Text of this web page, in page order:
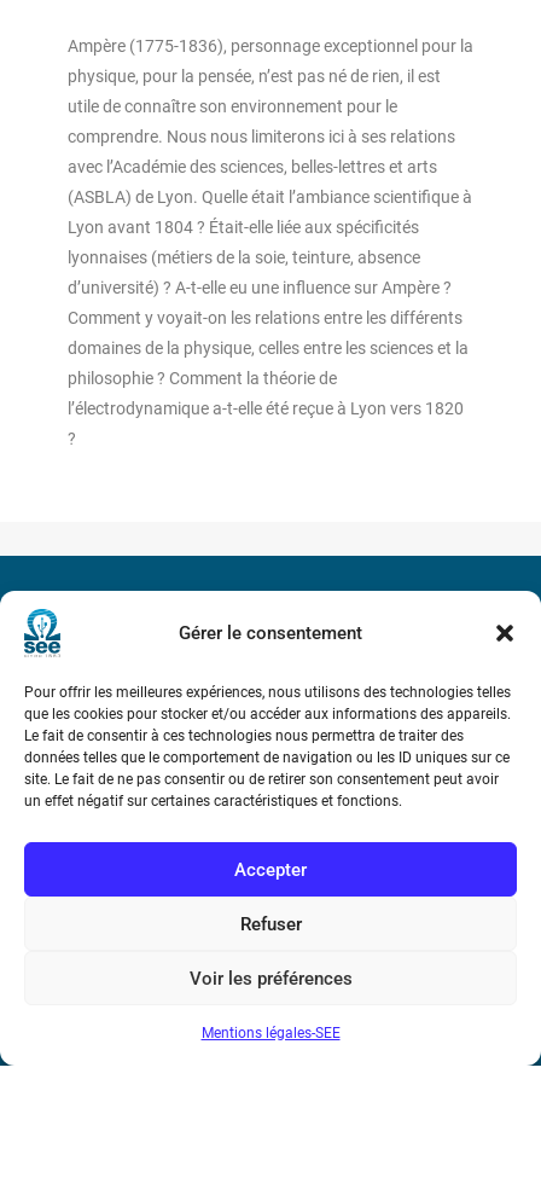
Gérer le consentement
Pour offrir les meilleures expériences, nous utilisons des technologies telles
que les cookies pour stocker et/ou accéder aux informations des appareils.
Le fait de consentir à ces technologies nous permettra de traiter des
données telles que le comportement de navigation ou les ID uniques sur ce
site. Le fait de ne pas consentir ou de retirer son consentement peut avoir
un effet négatif sur certaines caractéristiques et fonctions.
Accepter
Refuser
Voir les préférences
Mentions légales-SEE
Ampère (1775-1836), personnage exceptionnel pour la
physique, pour la pensée, n’est pas né de rien, il est
utile de connaître son environnement pour le
comprendre. Nous nous limiterons ici à ses relations
avec l’Académie des sciences, belles-lettres et arts
(ASBLA) de Lyon. Quelle était l’ambiance scientifique à
Lyon avant 1804 ? Était-elle liée aux spécificités
lyonnaises (métiers de la soie, teinture, absence
d’université) ? A-t-elle eu une influence sur Ampère ?
Comment y voyait-on les relations entre les différents
domaines de la physique, celles entre les sciences et la
philosophie ? Comment la théorie de
l’électrodynamique a-t-elle été reçue à Lyon vers 1820
?
Marie Ampère
Conditions Générales de Vente
Société de l’Electricité, de l’Electronique et des Technologies
de l’Information et de la Communication
17 rue de l’Amiral Hamelin75116 Paris
Métro : « Boissière » Ligne 6 et « Iéna » Ligne 9
Téléphone : (+33) 1 56 90 37 17
N° de SIREN : 785 393 232, Code APE : 9412Z TVA intra-
communautaire : FR44 785 393 232